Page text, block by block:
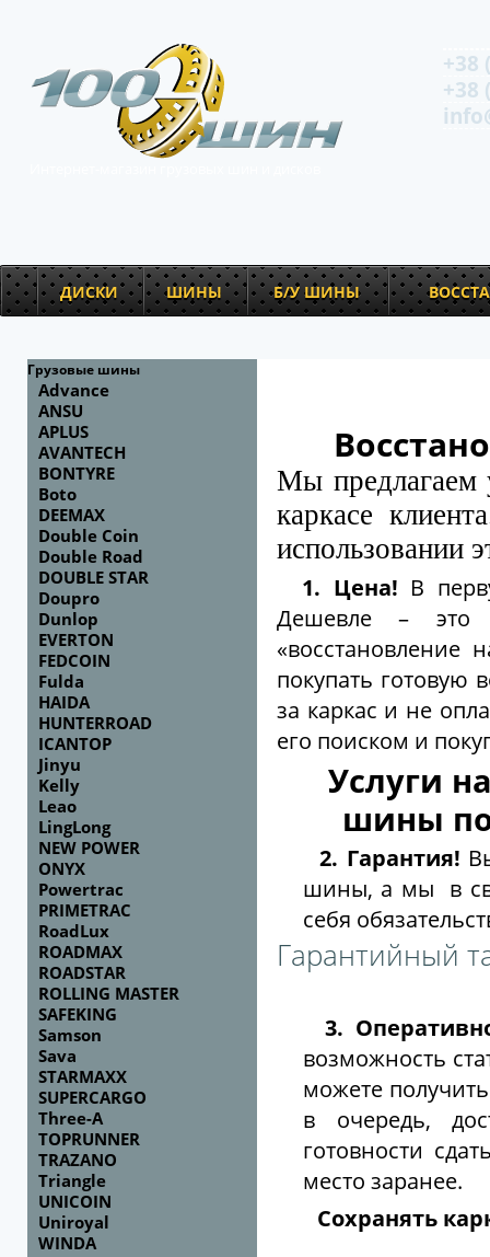
+38
+38
ДИСКИ ШИНЫ Б/У ШИНЫ
Грузовые шины
Advance
ANSU
APLUS
AVANTECH
BONTYRE
Boto
DEEMAX
Double Coin
Double Road
DOUBLE STAR
Doupro
Dunlop
EVERTON
FEDCOIN
Fulda
HAIDA
HUNTERROAD
ICANTOP
Jinyu
Kelly
Leao
LingLong
NEW POWER
ONYX
Powertrac
PRIMETRAC
RoadLux
ROADMAX
ROADSTAR
ROLLING MASTER
SAFEKING
Samson
Sava
STARMAXX
SUPERCARGO
Three-A
TOPRUNNER
TRAZANO
Triangle
UNICOIN
Uniroyal
WINDA
Мы предлагаем
каркасе
использовании
1. Цена! В
Дешевле – это
«восстановление
покупать готовую
за каркас и не
его поиском и
Услуги
шины
2. Гарантия!
шины, а мы в
себя
Гарантийный
3.
возможность
можете
в очередь,
готовности
место заранее.
Сохранять